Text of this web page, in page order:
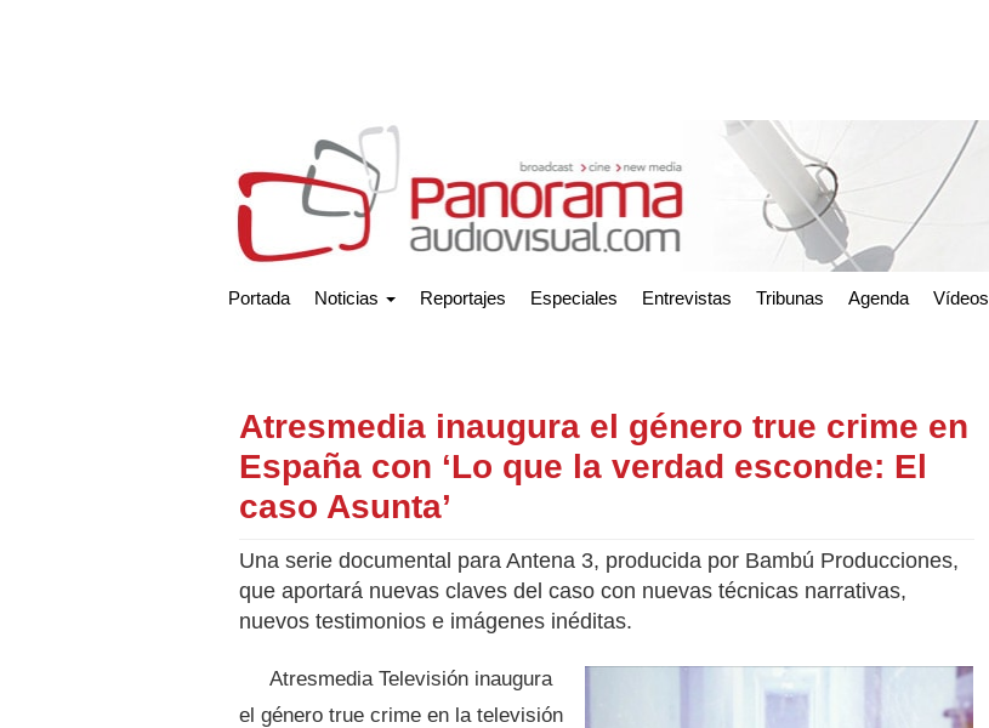
Portada Noticias Reportajes Especiales Entrevistas Tribunas Agenda Vídeos
Atresmedia inaugura el género true crime en
España con ‘Lo que la verdad esconde: El
caso Asunta’
Una serie documental para Antena 3, producida por Bambú Producciones,
que aportará nuevas claves del caso con nuevas técnicas narrativas,
nuevos testimonios e imágenes inéditas.
Atresmedia Televisión inaugura
el género true crime en la televisión